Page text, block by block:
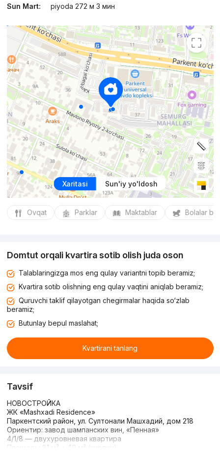
Sun Mart:
piyoda 272 м 3 мин
Xaritasi Sun'iy yo'ldosh
Ovqat Parklar Maktablar Bolalar
Domtut orqali kvartira sotib olish juda oson
Talablaringizga mos eng qulay variantni topib beramiz;
Kvartira sotib olishning eng qulay vaqtini aniqlab beramiz;
Quruvchi taklif qilayotgan chegirmalar haqida so‘zlab
beramiz;
Butunlay bepul maslahat;
Kvartirani tanlang
Tavsif
НОВОСТРОЙКА
ЖК «Mashxadi Residence»
Паркентский район, ул. Султонали Машхадий, дом 218
Ориентир: завод шампанских вин, «Пенная»
4/1/8 — двухуровневая квартира
Площадь: 81 м² + 40 м² (кирпич)